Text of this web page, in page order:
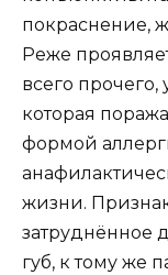
покраснение,
Реже
всего
которая
формой
жизни.
затруднённое
губ, к тому же